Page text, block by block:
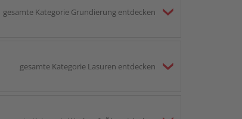
gesamte Kategorie Grundierung entdecken
gesamte Kategorie Lasuren entdecken